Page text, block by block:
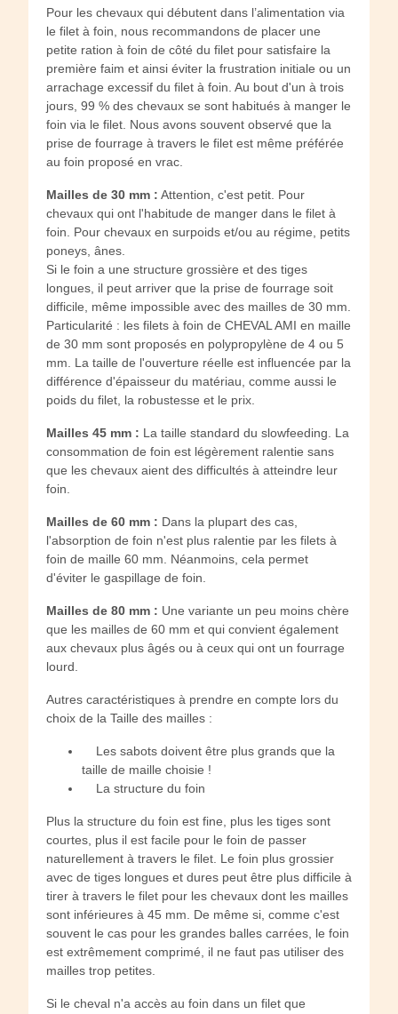
Pour les chevaux qui débutent dans l’alimentation via
le filet à foin, nous recommandons de placer une
petite ration à foin de côté du filet pour satisfaire la
première faim et ainsi éviter la frustration initiale ou un
arrachage excessif du filet à foin. Au bout d'un à trois
jours, 99 % des chevaux se sont habitués à manger le
foin via le filet. Nous avons souvent observé que la
prise de fourrage à travers le filet est même préférée
au foin proposé en vrac.
Mailles de 30 mm : Attention, c'est petit. Pour
chevaux qui ont l'habitude de manger dans le filet à
foin. Pour chevaux en surpoids et/ou au régime, petits
poneys, ânes.
Si le foin a une structure grossière et des tiges
longues, il peut arriver que la prise de fourrage soit
difficile, même impossible avec des mailles de 30 mm.
Particularité : les filets à foin de CHEVAL AMI en maille
de 30 mm sont proposés en polypropylène de 4 ou 5
mm. La taille de l'ouverture réelle est influencée par la
différence d'épaisseur du matériau, comme aussi le
poids du filet, la robustesse et le prix.
Mailles 45 mm : La taille standard du slowfeeding. La
consommation de foin est légèrement ralentie sans
que les chevaux aient des difficultés à atteindre leur
foin.
Mailles de 60 mm : Dans la plupart des cas,
l'absorption de foin n'est plus ralentie par les filets à
foin de maille 60 mm. Néanmoins, cela permet
d'éviter le gaspillage de foin.
Mailles de 80 mm : Une variante un peu moins chère
que les mailles de 60 mm et qui convient également
aux chevaux plus âgés ou à ceux qui ont un fourrage
lourd.
Autres caractéristiques à prendre en compte lors du
choix de la Taille des mailles :
Les sabots doivent être plus grands que la
taille de maille choisie !
La structure du foin
Plus la structure du foin est fine, plus les tiges sont
courtes, plus il est facile pour le foin de passer
naturellement à travers le filet. Le foin plus grossier
avec de tiges longues et dures peut être plus difficile à
tirer à travers le filet pour les chevaux dont les mailles
sont inférieures à 45 mm. De même si, comme c'est
souvent le cas pour les grandes balles carrées, le foin
est extrêmement comprimé, il ne faut pas utiliser des
mailles trop petites.
Si le cheval n'a accès au foin dans un filet que